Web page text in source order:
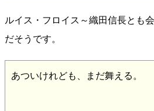
ルイス・フロイス～織田信長とも
だそうです。
あついけれども、まだ舞える。